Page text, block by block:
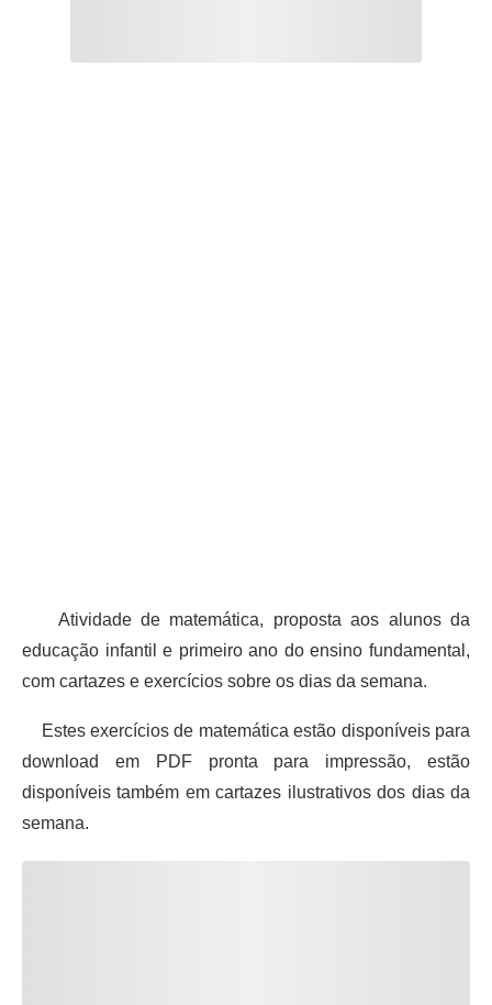
Atividade de matemática, proposta aos alunos da
educação infantil e primeiro ano do ensino fundamental,
com cartazes e exercícios sobre os dias da semana.
Estes exercícios de matemática estão disponíveis para
download em PDF pronta para impressão, estão
disponíveis também em cartazes ilustrativos dos dias da
semana.